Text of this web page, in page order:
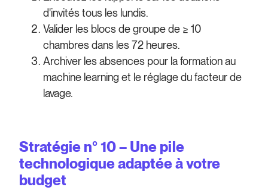
d'invités tous les lundis.
Valider les blocs de groupe de ≥ 10
chambres dans les 72 heures.
Archiver les absences pour la formation au
machine learning et le réglage du facteur de
lavage.
Stratégie n° 10 – Une pile
technologique adaptée à votre
budget